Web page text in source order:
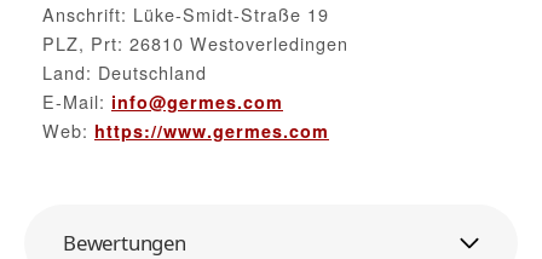
Anschrift: Lüke-Smidt-Straße 19
PLZ, Prt: 26810 Westoverledingen
Land: Deutschland
E-Mail: info@germes.com
Web: https://www.germes.com
Bewertungen